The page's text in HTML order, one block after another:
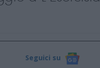
Seguici su